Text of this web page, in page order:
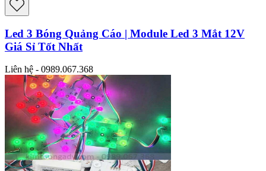
Led 3 Bóng Quảng Cáo | Module Led 3 Mắt 12V
Giá Sỉ Tốt Nhất
Liên hệ - 0989.067.368